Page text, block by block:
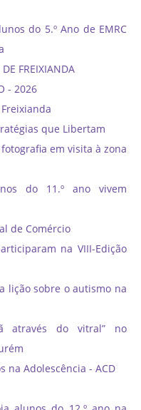
do 5.º Ano de EMRC
FREIXIANDA
- 2026
que Libertam
em visita à zona
do 11.º ano vivem
de Comércio
na VIII-Edição
lição sobre o autismo na
através do vitral” no
na Adolescência - ACD